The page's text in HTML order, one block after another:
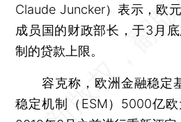
Claude Juncker）表示，欧
成员国的财政部长，于3月
制的贷款上限。
容克称，欧洲金融稳定基
稳定机制（ESM）5000亿